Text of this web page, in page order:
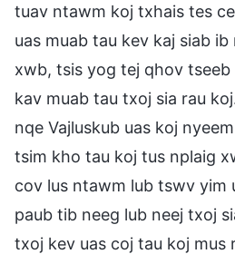
tuav ntawm koj txhais tes
uas muab tau kev kaj siab
xwb, tsis yog tej qhov tseeb
kav muab tau txoj sia rau
nqe Vajluskub uas koj
tsim kho tau koj tus nplaig
cov lus ntawm lub tswv yim
paub tib neeg lub neej txoj
txoj kev uas coj tau koj mus